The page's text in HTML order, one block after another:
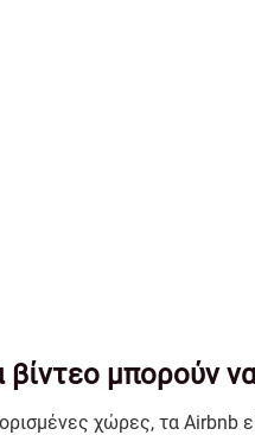
βίντεο μπορούν
χώρες, τα Airbnb